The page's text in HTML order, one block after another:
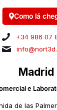
Como lá
+34 986 07
Madrid
e
de las